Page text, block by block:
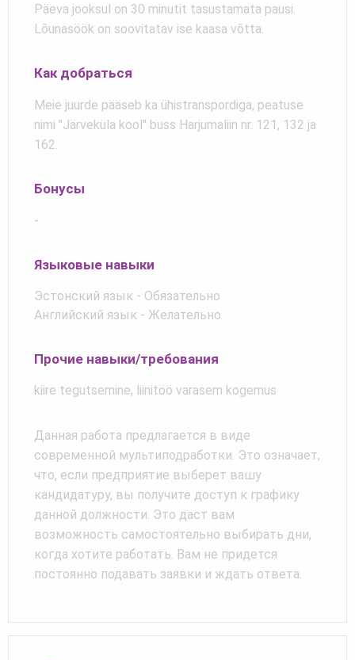
Päeva jooksul on 30 minutit tasustamata pausi.
Lõunasöök on soovitatav ise kaasa võtta.
Как добраться
Meie juurde pääseb ka ühistranspordiga, peatuse
nimi "Järveküla kool" buss Harjumaliin nr. 121, 132 ja
162.
Бонусы
-
Языковые навыки
Эстонский язык - Обязательно
Английский язык - Желательно
Прочие навыки/требования
kiire tegutsemine, liinitöö varasem kogemus
Данная работа предлагается в виде
современной мультиподработки. Это означает,
что, если предприятие выберет вашу
кандидатуру, вы получите доступ к графику
данной должности. Это даст вам
возможность самостоятельно выбирать дни,
когда хотите работать. Вам не придется
постоянно подавать заявки и ждать ответа.